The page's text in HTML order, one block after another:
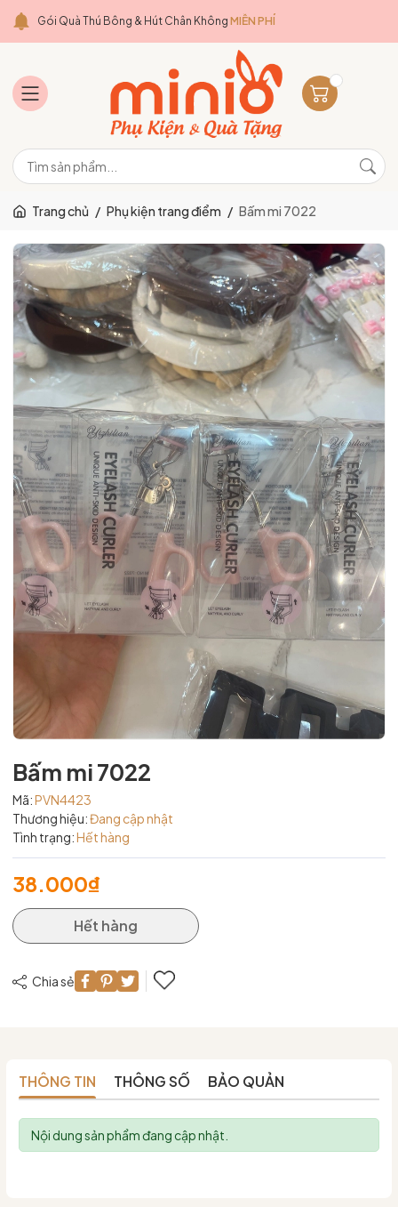
Gói Quà Thú Bông & Hút Chân Không MIỄN PHÍ
Trang chủ / Phụ kiện trang điểm / Bấm mi 7022
Bấm mi 7022
Mã:PVN4423
Thương hiệu:Đang cập nhật
Tình trạng:Hết hàng
38.000₫
Hết hàng
Chia sẻ
THÔNG TIN THÔNG SỐ BẢO QUẢN
Nội dung sản phẩm đang cập nhật.